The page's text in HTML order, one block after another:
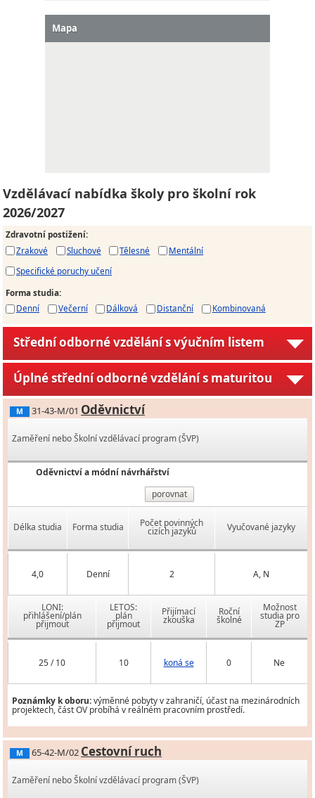
Mapa
Vzdělávací nabídka školy pro školní rok
2026/2027
Zdravotní postižení:
Zrakové
Sluchové Tělesné
Mentální
Specifické poruchy učení
Forma studia:
Denní
Večerní Dálková Distanční Kombinovaná
Střední odborné vzdělání s výučním listem
Úplné střední odborné vzdělání s maturitou
M 31-43-M/01 Oděvnictví
Zaměření nebo Školní vzdělávací program (ŠVP)
Oděvnictví a módní návrhářství
porovnat
Délka studia Forma studia Počet povinných
cizích jazyků Vyučované jazyky
4,0 Denní 2 A, N
LONI:
přihlášení/plán
přijmout
LETOS:
plán
přijmout
Přijímací
zkouška
Roční
školné
Možnost
studia pro
ZP
25 / 10 10 koná se 0 Ne
Poznámky k oboru:výměnné pobyty v zahraničí, účast na mezinárodních
projektech, část OV probíhá v reálném pracovním prostředí.
M 65-42-M/02 Cestovní ruch
Zaměření nebo Školní vzdělávací program (ŠVP)